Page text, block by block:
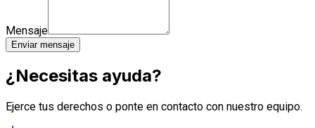
Mensaje
Enviar mensaje
¿Necesitas ayuda?
Ejerce tus derechos o ponte en contacto con nuestro equipo.